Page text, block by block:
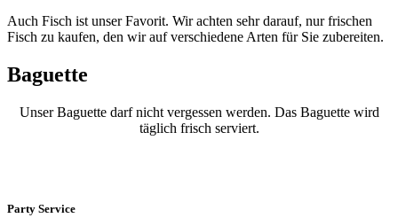
Auch Fisch ist unser Favorit. Wir achten sehr darauf, nur frischen
Fisch zu kaufen, den wir auf verschiedene Arten für Sie zubereiten.
Baguette
Unser Baguette darf nicht vergessen werden. Das Baguette wird
täglich frisch serviert.
Party Service